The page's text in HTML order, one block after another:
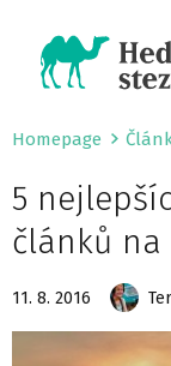
Homepage
5
článků na
11. 8. 2016